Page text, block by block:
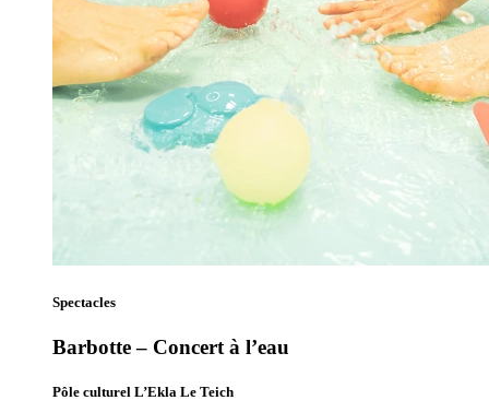
Spectacles
Barbotte – Concert à l’eau
Pôle culturel L’Ekla Le Teich